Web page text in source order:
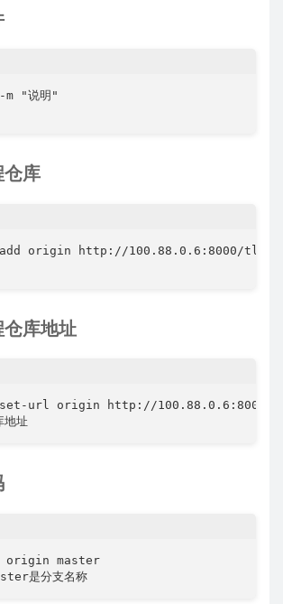
"说明"
仓库
origin http://100.88.0.6:8000/tlyt/
仓库地址
url origin http://
地址
master
是分支名称